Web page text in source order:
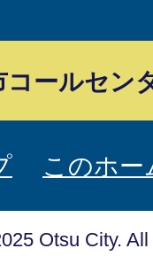
コールセン
このホ
Otsu City.